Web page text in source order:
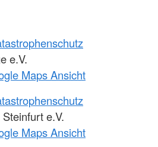
e.V.
Maps Ansicht
e.V.
Maps Ansicht